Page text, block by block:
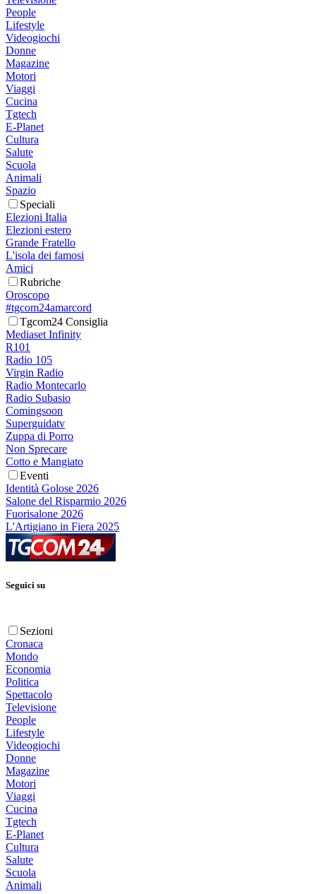
People
Lifestyle
Videogiochi
Donne
Magazine
Motori
Viaggi
Cucina
Tgtech
E-Planet
Cultura
Salute
Scuola
Animali
Spazio
Speciali
Elezioni Italia
Elezioni estero
Grande Fratello
L'isola dei famosi
Amici
Rubriche
Oroscopo
#tgcom24amarcord
Tgcom24 Consiglia
Mediaset Infinity
R101
Radio 105
Virgin Radio
Radio Montecarlo
Radio Subasio
Comingsoon
Superguidatv
Zuppa di Porro
Non Sprecare
Cotto e Mangiato
Eventi
Identità Golose 2026
Salone del Risparmio 2026
Fuorisalone 2026
L'Artigiano in Fiera 2025
Seguici su
Sezioni
Cronaca
Mondo
Economia
Politica
Spettacolo
Televisione
People
Lifestyle
Videogiochi
Donne
Magazine
Motori
Viaggi
Cucina
Tgtech
E-Planet
Cultura
Salute
Scuola
Animali